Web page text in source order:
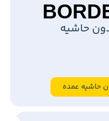
حاشیه
حاشیه عمده